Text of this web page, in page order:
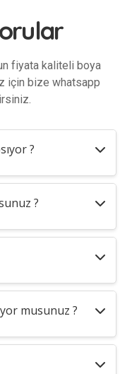
fiyata kaliteli boya
için bize whatsapp
?
?
musunuz ?